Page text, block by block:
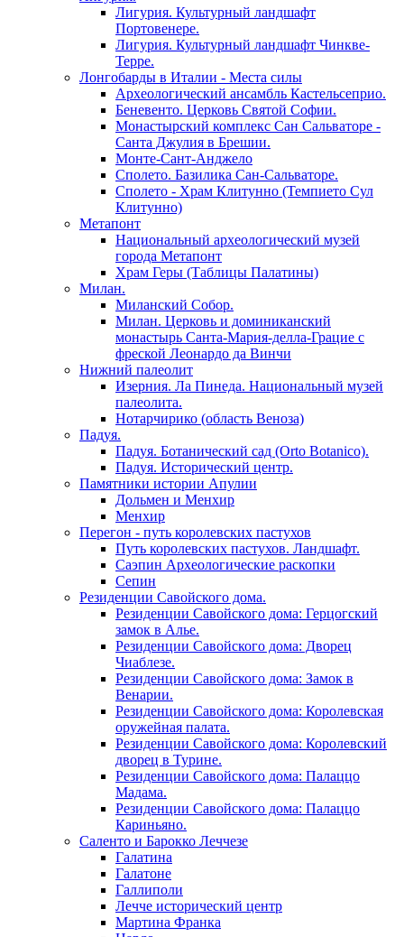
Лигурия. Культурный ландшафт
Портовенере.
Лигурия. Культурный ландшафт Чинкве-
Терре.
Лонгобарды в Италии - Места силы
Археологический ансамбль Кастельсеприо.
Беневенто. Церковь Святой Софии.
Монастырский комплекс Сан Сальваторе -
Санта Джулия в Брешии.
Монте-Сант-Анджело
Сполето. Базилика Сан-Сальваторе.
Сполето - Храм Клитунно (Темпието Сул
Клитунно)
Метапонт
Национальный археологический музей
города Метапонт
Храм Геры (Таблицы Палатины)
Милан.
Миланский Собор.
Милан. Церковь и доминиканский
монастырь Санта-Мария-делла-Грацие c
фреской Леонардо да Винчи
Нижний палеолит
Изерния. Ла Пинеда. Национальный музей
палеолита.
Нотарчирико (область Веноза)
Падуя.
Падуя. Ботанический сад (Orto Botanico).
Падуя. Исторический центр.
Памятники истории Апулии
Дольмен и Менхир
Менхир
Перегон - путь королевских пастухов
Путь королевских пастухов. Ландшафт.
Саэпин Археологические раскопки
Сепин
Резиденции Савойского дома.
Резиденции Савойского дома: Герцогский
замок в Алье.
Резиденции Савойского дома: Дворец
Чиаблезе.
Резиденции Савойского дома: Замок в
Венарии.
Резиденции Савойского дома: Королевская
оружейная палата.
Резиденции Савойского дома: Королевский
дворец в Турине.
Резиденции Савойского дома: Палаццо
Мадама.
Резиденции Савойского дома: Палаццо
Кариньяно.
Саленто и Барокко Леччезе
Галатина
Галатоне
Галлиполи
Лечче исторический центр
Мартина Франка